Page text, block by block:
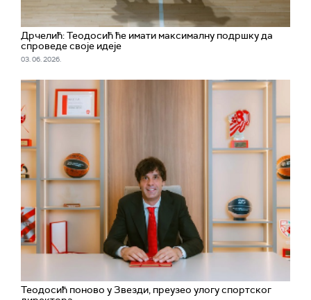
Дрчелић: Теодосић ће имати максималну подршку да
спроведе своје идеје
03. 06. 2026.
Теодосић поново у Звезди, преузео улогу спортског